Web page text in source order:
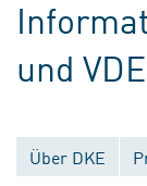
und VDE
Über DKE